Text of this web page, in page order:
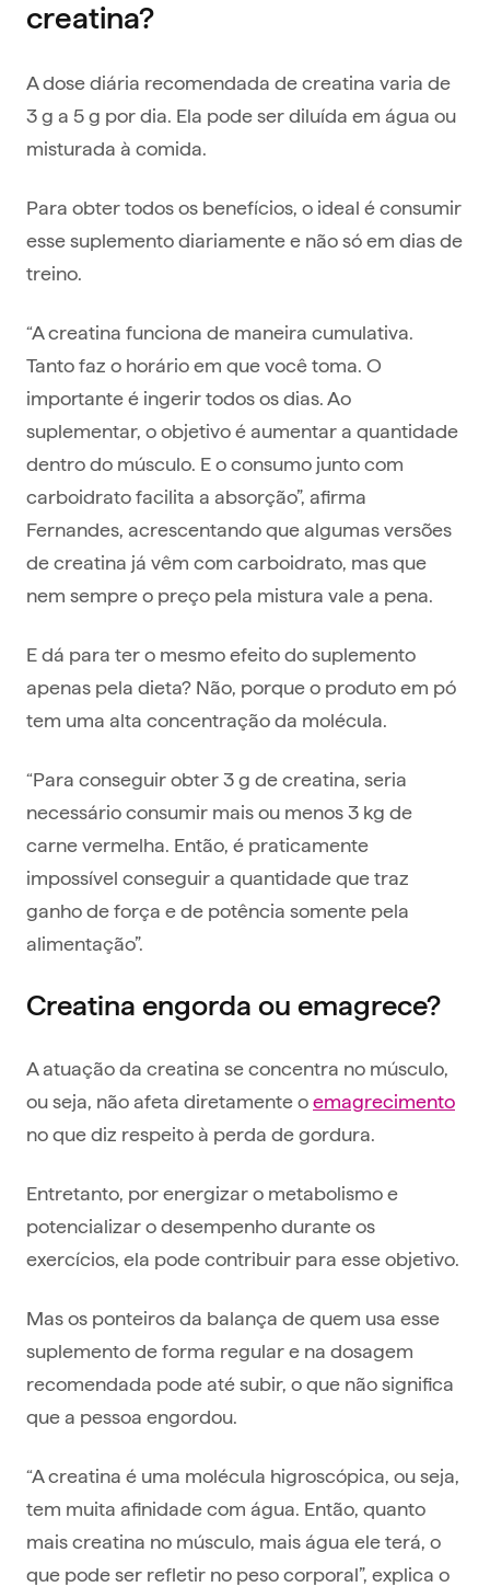
creatina?
A dose diária recomendada de creatina varia de
3 g a 5 g por dia. Ela pode ser diluída em água ou
misturada à comida.
Para obter todos os benefícios, o ideal é consumir
esse suplemento diariamente e não só em dias de
treino.
“A creatina funciona de maneira cumulativa.
Tanto faz o horário em que você toma. O
importante é ingerir todos os dias. Ao
suplementar, o objetivo é aumentar a quantidade
dentro do músculo. E o consumo junto com
carboidrato facilita a absorção”, afirma
Fernandes, acrescentando que algumas versões
de creatina já vêm com carboidrato, mas que
nem sempre o preço pela mistura vale a pena.
E dá para ter o mesmo efeito do suplemento
apenas pela dieta? Não, porque o produto em pó
tem uma alta concentração da molécula.
“Para conseguir obter 3 g de creatina, seria
necessário consumir mais ou menos 3 kg de
carne vermelha. Então, é praticamente
impossível conseguir a quantidade que traz
ganho de força e de potência somente pela
alimentação”.
Creatina engorda ou emagrece?
A atuação da creatina se concentra no músculo,
ou seja, não afeta diretamente oemagrecimento
no que diz respeito à perda de gordura.
Entretanto, por energizar o metabolismo e
potencializar o desempenho durante os
exercícios, ela pode contribuir para esse objetivo.
Mas os ponteiros da balança de quem usa esse
suplemento de forma regular e na dosagem
recomendada pode até subir, o que não significa
que a pessoa engordou.
“A creatina é uma molécula higroscópica, ou seja,
tem muita afinidade com água. Então, quanto
mais creatina no músculo, mais água ele terá, o
que pode ser refletir no peso corporal”, explica o